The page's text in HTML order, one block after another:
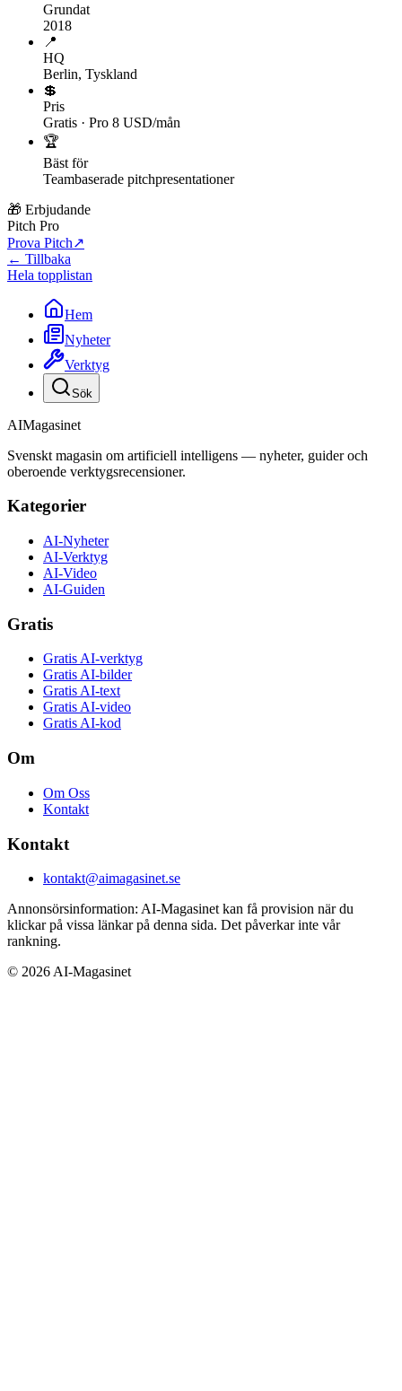
Grundat
2018
📍
HQ
Berlin, Tyskland
💲
Pris
Gratis · Pro 8 USD/mån
🏆
Bäst för
Teambaserade pitchpresentationer
🎁 Erbjudande
Pitch Pro
Prova Pitch↗
← Tillbaka
Hela topplistan
Hem
Nyheter
Verktyg
Sök
AIMagasinet
Svenskt magasin om artificiell intelligens — nyheter, guider och
oberoende verktygsrecensioner.
Kategorier
AI-Nyheter
AI-Verktyg
AI-Video
AI-Guiden
Gratis
Gratis AI-verktyg
Gratis AI-bilder
Gratis AI-text
Gratis AI-video
Gratis AI-kod
Om
Om Oss
Kontakt
Kontakt
kontakt@aimagasinet.se
Annonsörsinformation: AI-Magasinet kan få provision när du
klickar på vissa länkar på denna sida. Det påverkar inte vår
rankning.
© 2026 AI-Magasinet